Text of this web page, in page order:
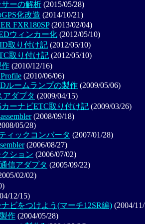
ーの解析 (2015/05/28)
化改造 (2014/10/21)
FXR180SP(2013/02/04)
ウィンカー化 (2012/05/10)
取り付け記 (2012/05/10)
取り付け記 (2012/05/10)
作 (2010/12/16)
(2010/06/06)
ルームランプの製作 (2009/05/06)
アダプタ (2009/04/15)
ーナビETC取り付け記 (2009/03/26)
(2008/09/18)
05/28)
ィックコンバータ (2007/01/28)
(2006/08/27)
ション (2006/07/02)
信アダプタ (2005/09/22)
02/02)
12/15)
ビをつけよう(マーチ12SR編) (2004/
作 (2004/05/28)